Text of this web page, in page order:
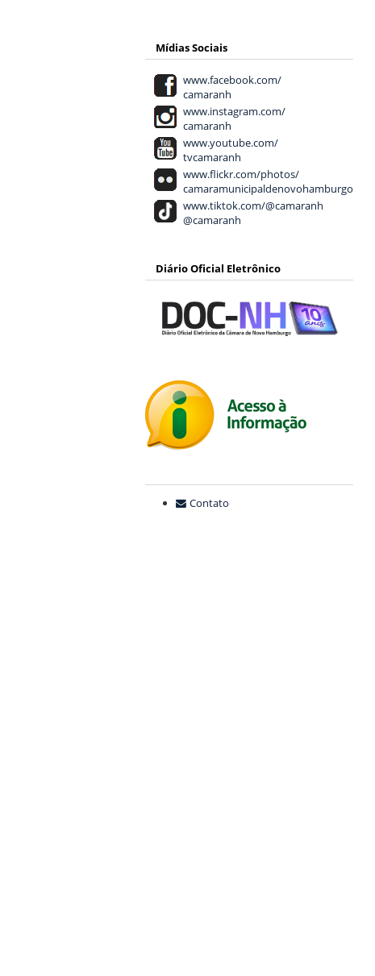
Mídias Sociais
www.facebook.com/
camaranh
www.instagram.com/
camaranh
www.youtube.com/
tvcamaranh
www.flickr.com/photos/
camaramunicipaldenovohamburgo
www.tiktok.com/@camaranh
@camaranh
Diário Oficial Eletrônico
Contato